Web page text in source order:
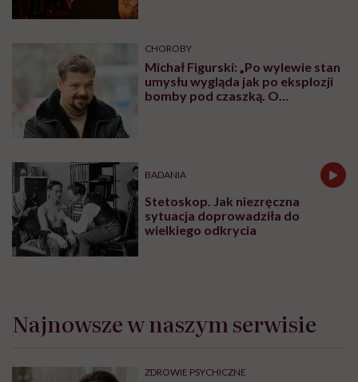
CHOROBY
Michał Figurski: „Po wylewie stan
umysłu wygląda jak po eksplozji
bomby pod czaszką. O
BADANIA
Stetoskop. Jak niezręczna
sytuacja doprowadziła do
wielkiego odkrycia
Najnowsze w naszym serwisie
ZDROWIE PSYCHICZNE